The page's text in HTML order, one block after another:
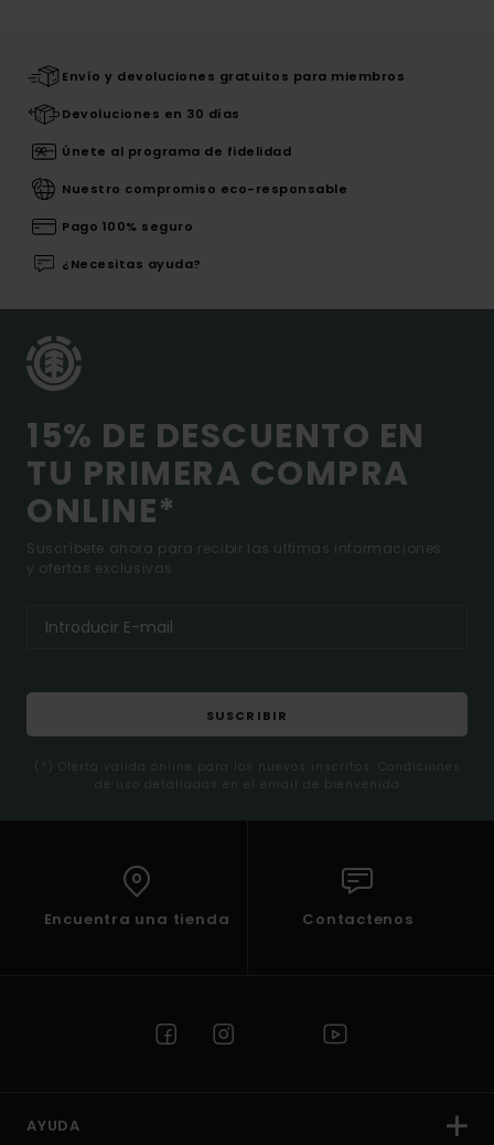
Envío y devoluciones gratuitos para miembros
Devoluciones en 30 días
Únete al programa de fidelidad
Nuestro compromiso eco-responsable
Pago 100% seguro
¿Necesitas ayuda?
15% DE DESCUENTO EN
TU PRIMERA COMPRA
ONLINE*
Suscríbete ahora para recibir las ultimas informaciones
y ofertas exclusivas.
SUSCRIBIR
(*) Oferta valida online para los nuevos inscritos. Condiciones
de uso detalladas en el email de bienvenida
Encuentra una tienda Contactenos
AYUDA